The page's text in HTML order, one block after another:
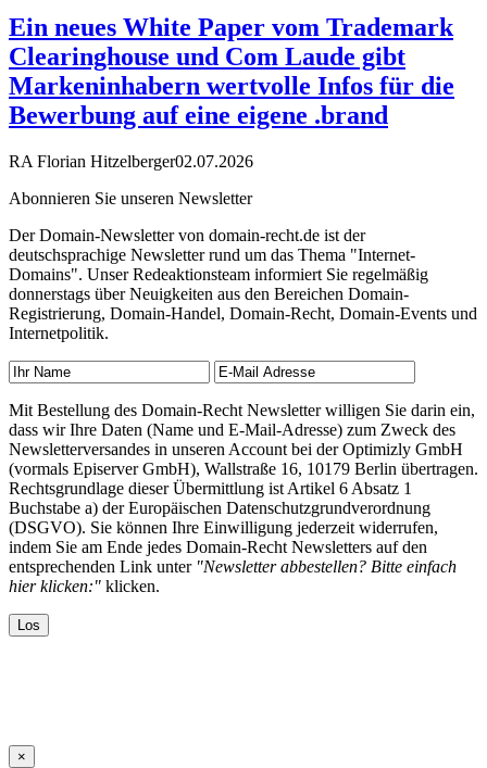
Ein neues White Paper vom Trademark
Clearinghouse und Com Laude gibt
Markeninhabern wertvolle Infos für die
Bewerbung auf eine eigene .brand
RA Florian Hitzelberger02.07.2026
Abonnieren Sie unseren Newsletter
Der Domain-Newsletter von domain-recht.de ist der
deutschsprachige Newsletter rund um das Thema "Internet-
Domains". Unser Redeaktionsteam informiert Sie regelmäßig
donnerstags über Neuigkeiten aus den Bereichen Domain-
Registrierung, Domain-Handel, Domain-Recht, Domain-Events und
Internetpolitik.
Mit Bestellung des Domain-Recht Newsletter willigen Sie darin ein,
dass wir Ihre Daten (Name und E-Mail-Adresse) zum Zweck des
Newsletterversandes in unseren Account bei der Optimizly GmbH
(vormals Episerver GmbH), Wallstraße 16, 10179 Berlin übertragen.
Rechtsgrundlage dieser Übermittlung ist Artikel 6 Absatz 1
Buchstabe a) der Europäischen Datenschutzgrundverordnung
(DSGVO). Sie können Ihre Einwilligung jederzeit widerrufen,
indem Sie am Ende jedes Domain-Recht Newsletters auf den
entsprechenden Link unter "Newsletter abbestellen? Bitte einfach
hier klicken:" klicken.
×